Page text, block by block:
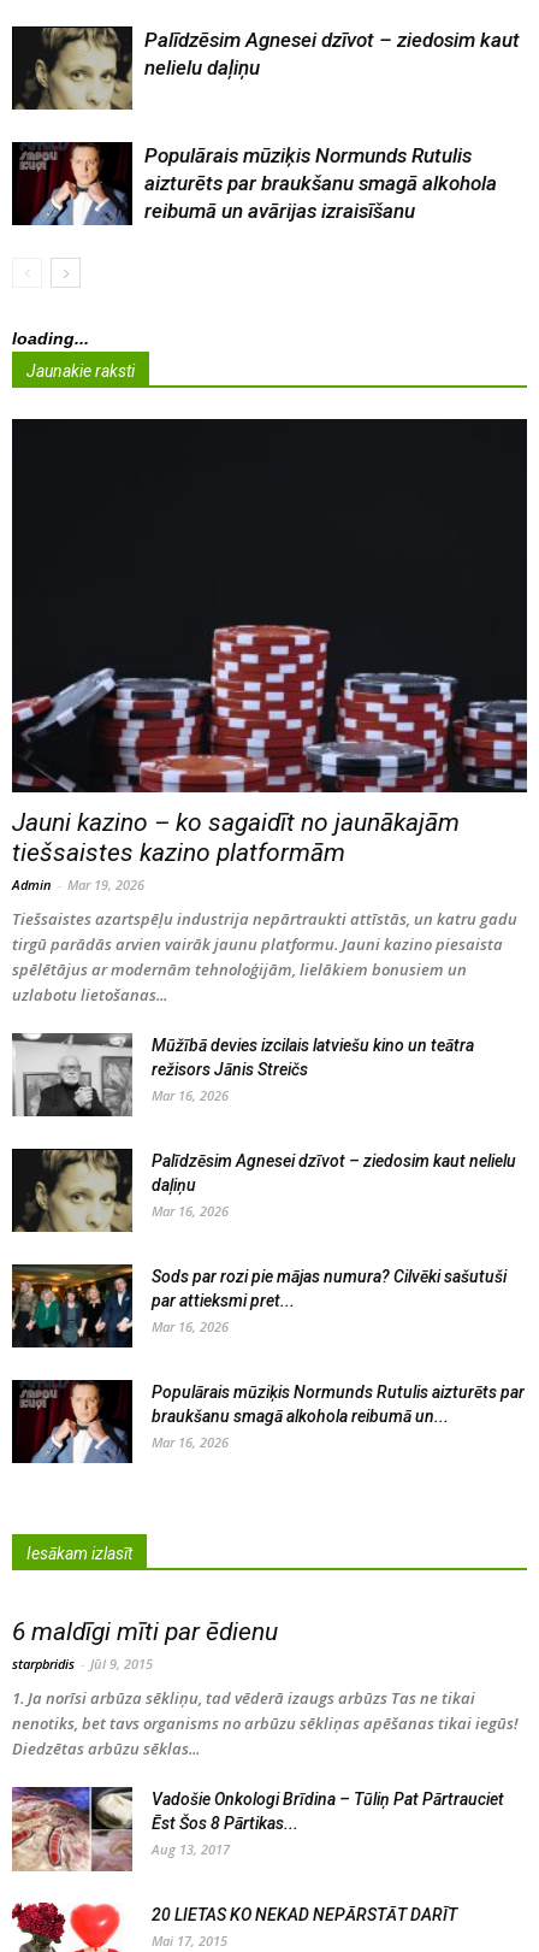
Palīdzēsim Agnesei dzīvot – ziedosim kaut
nelielu daļiņu
Populārais mūziķis Normunds Rutulis
aizturēts par braukšanu smagā alkohola
reibumā un avārijas izraisīšanu
loading...
Jaunakie raksti
Jauni kazino – ko sagaidīt no jaunākajām
tiešsaistes kazino platformām
Admin - Mar 19, 2026
Tiešsaistes azartspēļu industrija nepārtraukti attīstās, un katru gadu
tirgū parādās arvien vairāk jaunu platformu. Jauni kazino piesaista
spēlētājus ar modernām tehnoloģijām, lielākiem bonusiem un
uzlabotu lietošanas...
Mūžībā devies izcilais latviešu kino un teātra
režisors Jānis Streičs
Mar 16, 2026
Palīdzēsim Agnesei dzīvot – ziedosim kaut nelielu
daļiņu
Mar 16, 2026
Sods par rozi pie mājas numura? Cilvēki sašutuši
par attieksmi pret...
Mar 16, 2026
Populārais mūziķis Normunds Rutulis aizturēts par
braukšanu smagā alkohola reibumā un...
Mar 16, 2026
Iesākam izlasīt
6 maldīgi mīti par ēdienu
starpbridis - Jūl 9, 2015
1. Ja norīsi arbūza sēkliņu, tad vēderā izaugs arbūzs Tas ne tikai
nenotiks, bet tavs organisms no arbūzu sēkliņas apēšanas tikai iegūs!
Diedzētas arbūzu sēklas...
Vadošie Onkologi Brīdina – Tūliņ Pat Pārtrauciet
Ēst Šos 8 Pārtikas...
Aug 13, 2017
20 LIETAS KO NEKAD NEPĀRSTĀT DARĪT
Mai 17, 2015